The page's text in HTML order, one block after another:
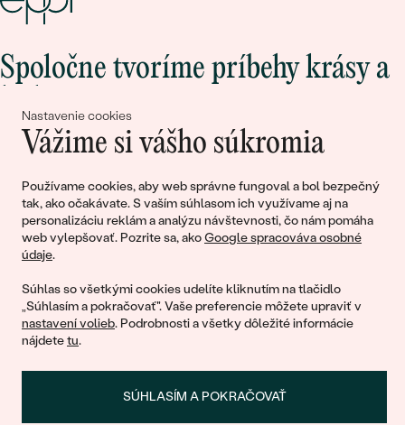
Nastavenie cookies
Vážime si vášho súkromia
Používame cookies, aby web správne fungoval a bol bezpečný
tak, ako očakávate. S vaším súhlasom ich využívame aj na
personalizáciu reklám a analýzu návštevnosti, čo nám pomáha
web vylepšovať. Pozrite sa, akoGoogle spracováva osobné
údaje.
Súhlas so všetkými cookies udelíte kliknutím na tlačidlo
„Súhlasím a pokračovať". Vaše preferencie môžete upraviť v
nastavení volieb. Podrobnosti a všetky dôležité informácie
nájdetetu.
SÚHLASÍM A POKRAČOVAŤ
Spoločne tvoríme príbehy krásy a
Pripojte sa k nám!
© 2011 - 2026, Eppi.sk